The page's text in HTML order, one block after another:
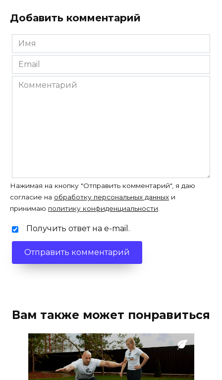
Добавить комментарий
Имя
*
Email
*
Комментарий
Нажимая на кнопку "Отправить комментарий", я даю
согласие на обработку персональных данных и
принимаю политику конфиденциальности.
Получить ответ на e-mail.
Вам также может понравиться